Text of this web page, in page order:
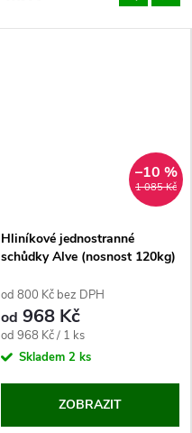
1 085 Kč
–10 %
Hliníkové jednostranné
schůdky Alve (nosnost 120kg)
od 800 Kč bez DPH
od 968 Kč
Měrná
cena:
od 968 Kč / 1 ks
Skladem 2 ks
ZOBRAZIT